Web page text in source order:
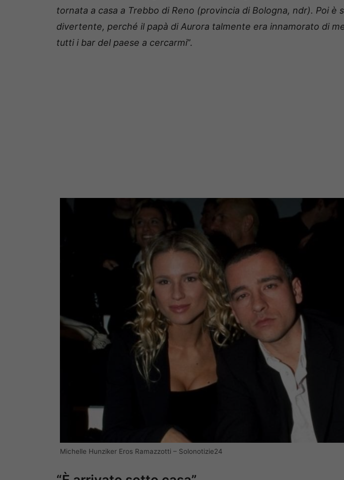
tornata a casa a Trebbo di Reno (provincia di Bologna, ndr). Poi è
divertente, perché il papà di Aurora talmente era innamorato di
tutti i bar del paese a cercarmi”.
Michelle Hunziker Eros Ramazzotti – Solonotizie24